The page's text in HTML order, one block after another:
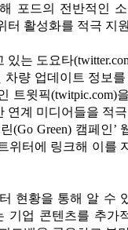
포드의 전반적인
터 활성화를 적극 지
있는 도요타
량 업데이트 정보
트윗픽(twitpic.com)
연계 미디어들을 적
(Go Green) 캠페인’
위터에 링크해 이를
현황을 통해 알 수
기업 콘텐츠를 추가